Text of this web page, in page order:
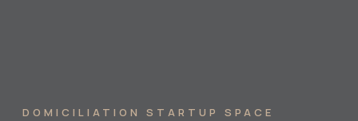
DOMICILIATION STARTUP SPACE